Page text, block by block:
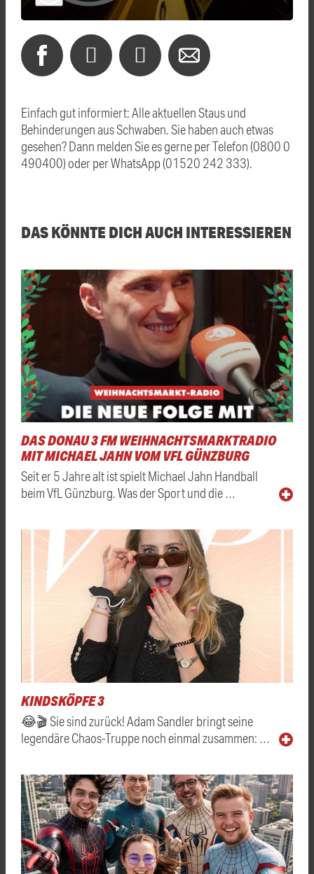
Einfach gut informiert: Alle aktuellen Staus und
Behinderungen aus Schwaben. Sie haben auch etwas
gesehen? Dann melden Sie es gerne per Telefon (0800 0
490400) oder per WhatsApp (01520 242 333).
DAS KÖNNTE DICH AUCH INTERESSIEREN
DAS DONAU 3 FM WEIHNACHTSMARKTRADIO
MIT MICHAEL JAHN VOM VFL GÜNZBURG
Seit er 5 Jahre alt ist spielt Michael Jahn Handball
beim VfL Günzburg. Was der Sport und die …
KINDSKÖPFE 3
😂🎬 Sie sind zurück! Adam Sandler bringt seine
legendäre Chaos-Truppe noch einmal zusammen: …